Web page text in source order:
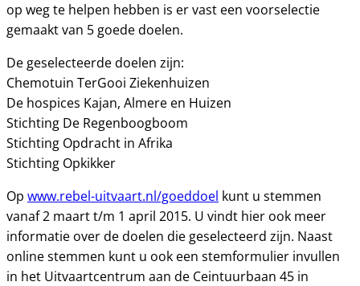
op weg te helpen hebben is er vast een voorselectie
gemaakt van 5 goede doelen.
De geselecteerde doelen zijn:
Chemotuin TerGooi Ziekenhuizen
De hospices Kajan, Almere en Huizen
Stichting De Regenboogboom
Stichting Opdracht in Afrika
Stichting Opkikker
Op www.rebel-uitvaart.nl/goeddoel kunt u stemmen
vanaf 2 maart t/m 1 april 2015. U vindt hier ook meer
informatie over de doelen die geselecteerd zijn. Naast
online stemmen kunt u ook een stemformulier invullen
in het Uitvaartcentrum aan de Ceintuurbaan 45 in